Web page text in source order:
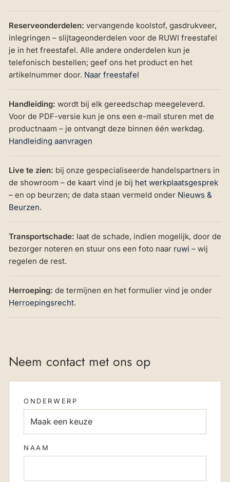
Reserveonderdelen: vervangende koolstof, gasdrukveer,
inlegringen – slijtageonderdelen voor de RUWI freestafel
je in het freestafel. Alle andere onderdelen kun je
telefonisch bestellen; geef ons het product en het
artikelnummer door. Naar freestafel
Handleiding: wordt bij elk gereedschap meegeleverd.
Voor de PDF-versie kun je ons een e-mail sturen met de
productnaam – je ontvangt deze binnen één werkdag.
Handleiding aanvragen
Live te zien: bij onze gespecialiseerde handelspartners in
de showroom – de kaart vind je bij het werkplaatsgesprek
– en op beurzen; de data staan vermeld onder Nieuws &
Beurzen.
Transportschade: laat de schade, indien mogelijk, door de
bezorger noteren en stuur ons een foto naar ruwi – wij
regelen de rest.
Herroeping: de termijnen en het formulier vind je onder
Herroepingsrecht.
Neem contact met ons op
ONDERWERP
NAAM